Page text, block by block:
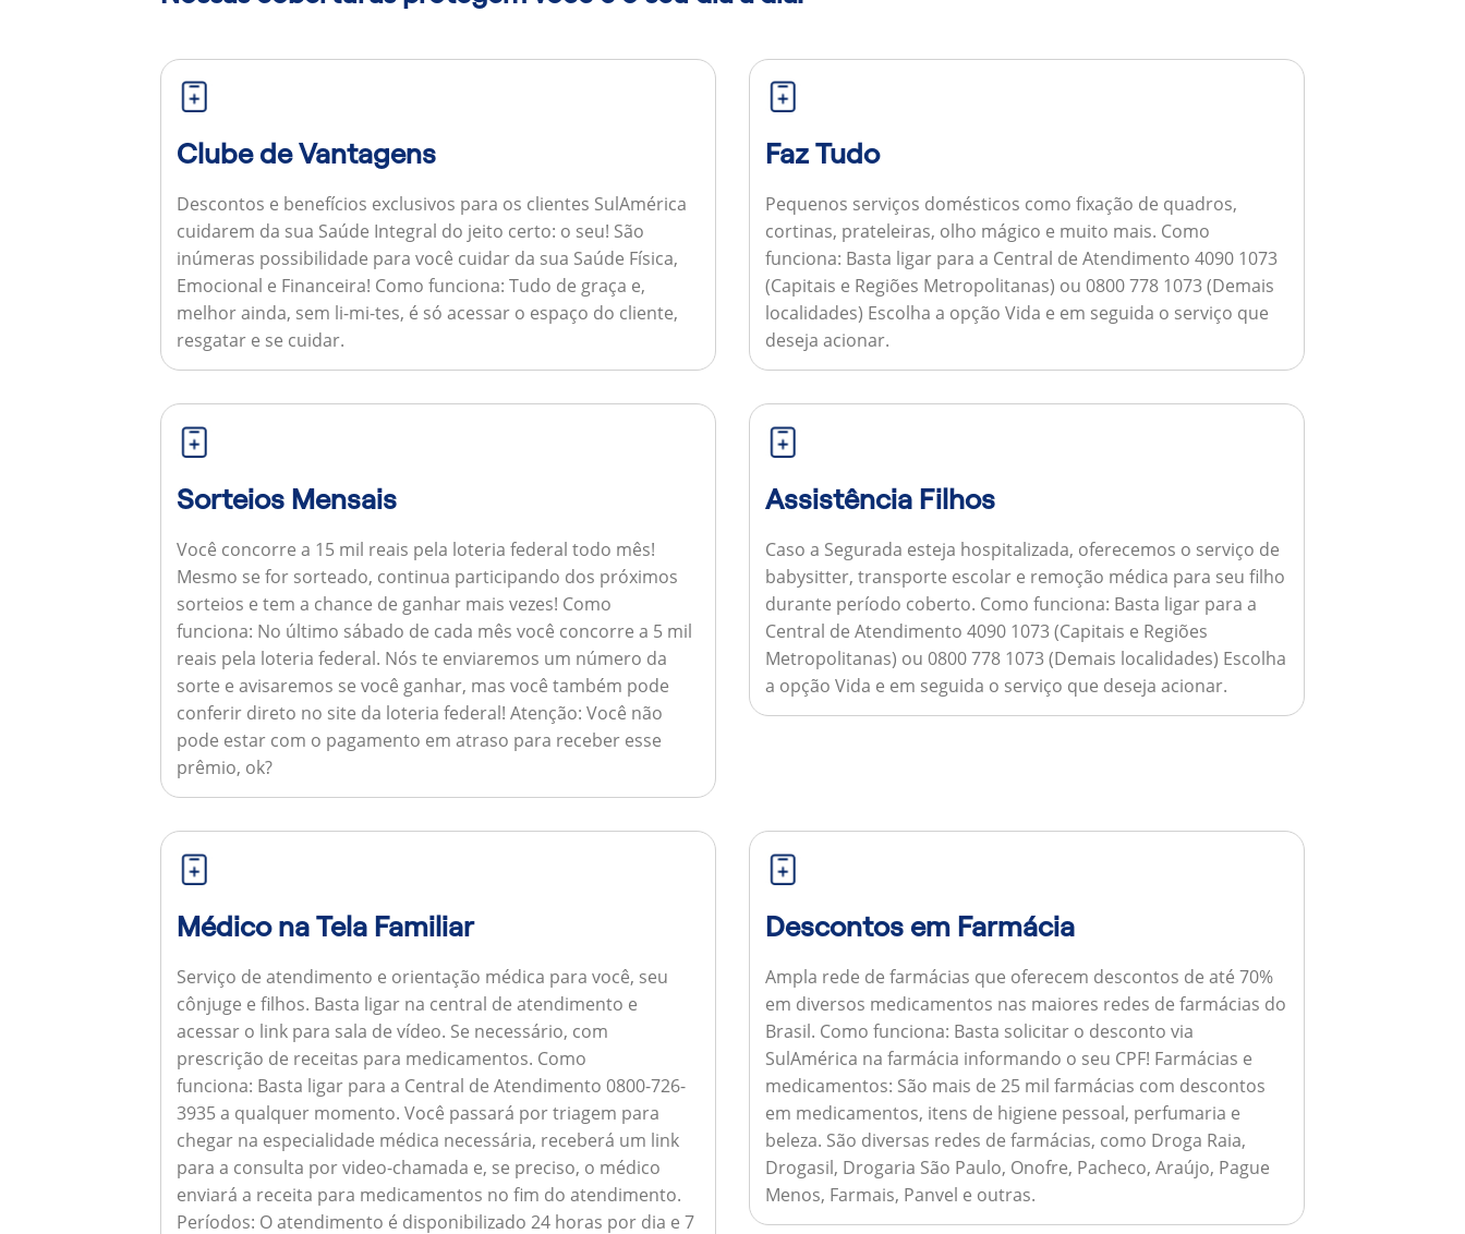
Clube de Vantagens
Descontos e benefícios exclusivos para os clientes SulAmérica
cuidarem da sua Saúde Integral do jeito certo: o seu! São
inúmeras possibilidade para você cuidar da sua Saúde Física,
Emocional e Financeira! Como funciona: Tudo de graça e,
melhor ainda, sem li-mi-tes, é só acessar o espaço do cliente,
resgatar e se cuidar.
Faz Tudo
Pequenos serviços domésticos como fixação de quadros,
cortinas, prateleiras, olho mágico e muito mais. Como
funciona: Basta ligar para a Central de Atendimento 4090 1073
(Capitais e Regiões Metropolitanas) ou 0800 778 1073 (Demais
localidades) Escolha a opção Vida e em seguida o serviço que
deseja acionar.
Sorteios Mensais
Você concorre a 15 mil reais pela loteria federal todo mês!
Mesmo se for sorteado, continua participando dos próximos
sorteios e tem a chance de ganhar mais vezes! Como
funciona: No último sábado de cada mês você concorre a 5 mil
reais pela loteria federal. Nós te enviaremos um número da
sorte e avisaremos se você ganhar, mas você também pode
conferir direto no site da loteria federal!Atenção: Você não
pode estar com o pagamento em atraso para receber esse
prêmio, ok?
Assistência Filhos
Caso a Segurada esteja hospitalizada, oferecemos o serviço de
babysitter, transporte escolar e remoção médica para seu filho
durante período coberto. Como funciona: Basta ligar para a
Central de Atendimento 4090 1073 (Capitais e Regiões
Metropolitanas) ou 0800 778 1073 (Demais localidades) Escolha
a opção Vida e em seguida o serviço que deseja acionar.
Médico na Tela Familiar
Serviço de atendimento e orientação médica para você, seu
cônjuge e filhos. Basta ligar na central de atendimento e
acessar o link para sala de vídeo. Se necessário, com
prescrição de receitas para medicamentos. Como
funciona: Basta ligar para a Central de Atendimento 0800-726-
3935 a qualquer momento. Você passará por triagem para
chegar na especialidade médica necessária, receberá um link
para a consulta por video-chamada e, se preciso, o médico
enviará a receita para medicamentos no fim do atendimento.
Períodos: O atendimento é disponibilizado 24 horas por dia e 7
Descontos em Farmácia
Ampla rede de farmácias que oferecem descontos de até 70%
em diversos medicamentos nas maiores redes de farmácias do
Brasil. Como funciona: Basta solicitar o desconto via
SulAmérica na farmácia informando o seu CPF! Farmácias e
medicamentos: São mais de 25 mil farmácias com descontos
em medicamentos, itens de higiene pessoal, perfumaria e
beleza. São diversas redes de farmácias, como Droga Raia,
Drogasil, Drogaria São Paulo, Onofre, Pacheco, Araújo, Pague
Menos, Farmais, Panvel e outras.